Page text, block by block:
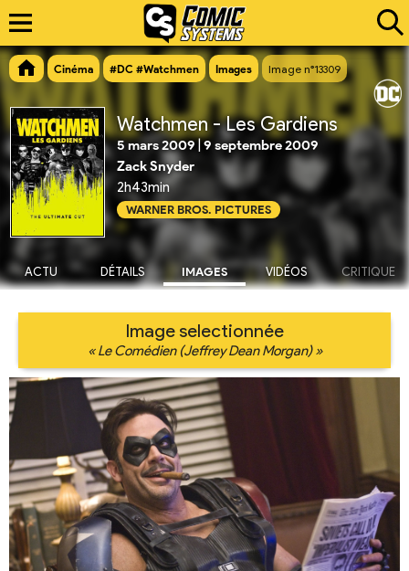
Cinéma #DC #Watchmen Images Image n°13309
Watchmen - Les Gardiens
5 mars 2009|9 septembre 2009
Zack Snyder
2h43min
WARNER BROS. PICTURES
ACTU DÉTAILS IMAGES VIDÉOS CRITIQUE
Image selectionnée
« Le Comédien (Jeffrey Dean Morgan) »